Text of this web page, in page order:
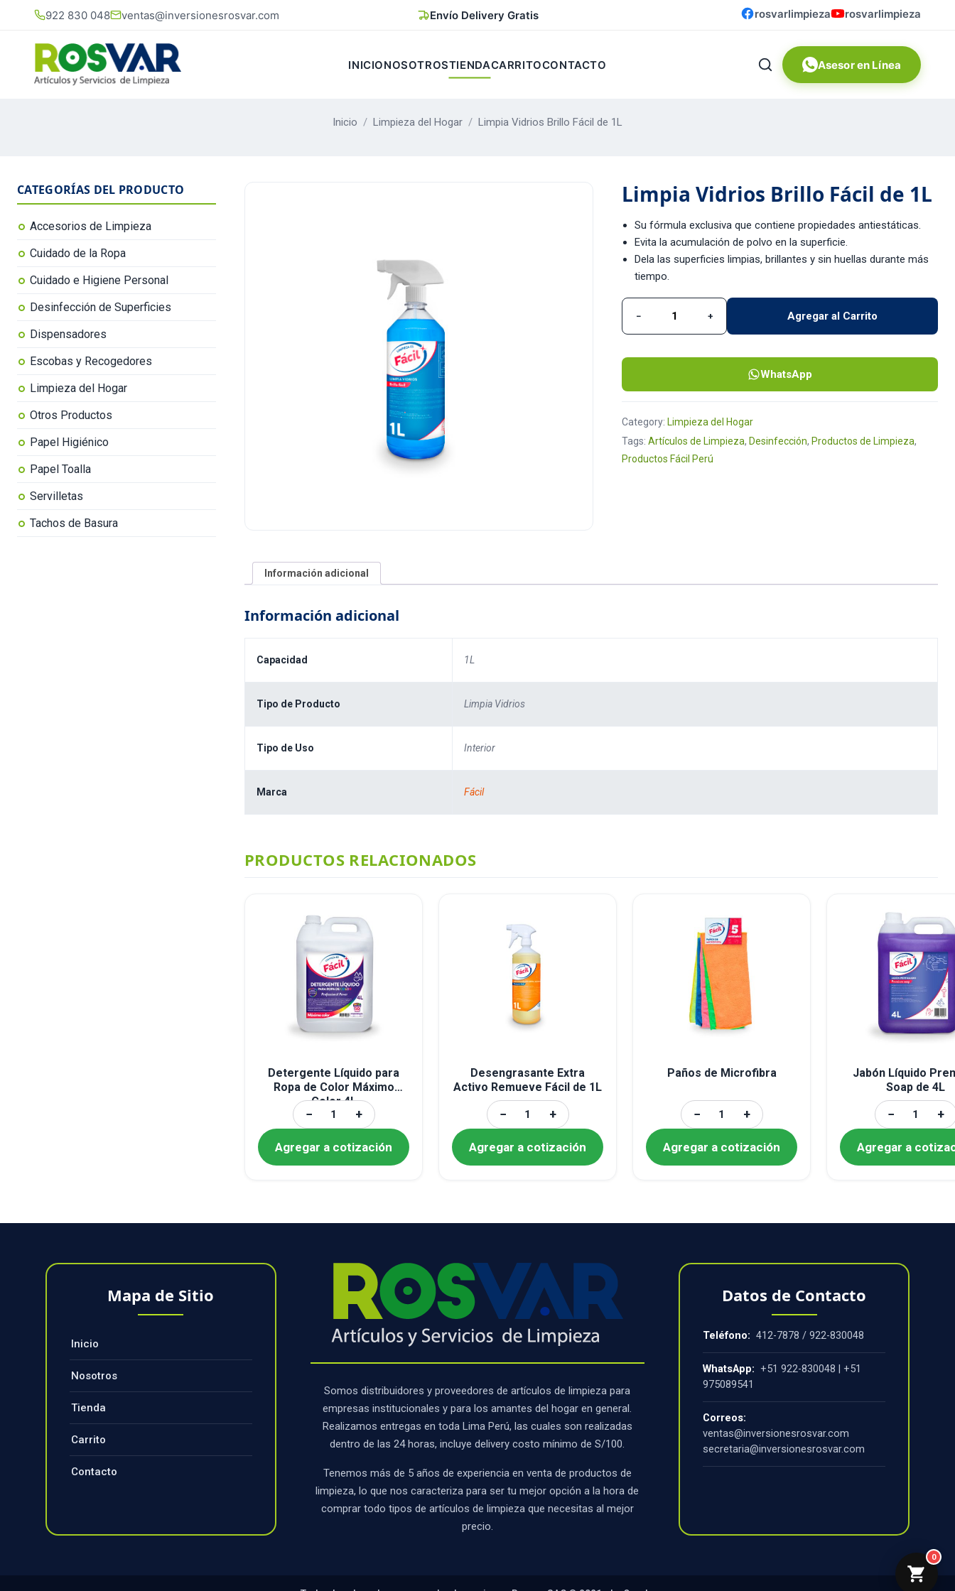
922 830 048 ventas@inversionesrosvar.com Envío Delivery Gratis rosvarlimpieza rosvarlimpieza
INICIONOSOTROSTIENDACARRITOCONTACTO Asesor en Línea
Inicio / Limpieza del Hogar / Limpia Vidrios Brillo Fácil de 1L
CATEGORÍAS DEL PRODUCTO
Accesorios de Limpieza
Cuidado de la Ropa
Cuidado e Higiene Personal
Desinfección de Superficies
Dispensadores
Escobas y Recogedores
Limpieza del Hogar
Otros Productos
Papel Higiénico
Papel Toalla
Servilletas
Tachos de Basura
Limpia Vidrios Brillo Fácil de 1L
Su fórmula exclusiva que contiene propiedades antiestáticas.
Evita la acumulación de polvo en la superficie.
Dela las superficies limpias, brillantes y sin huellas durante más
tiempo.
Limpia Vidrios Brillo Fácil de 1L quantity
− + Agregar al Carrito
WhatsApp
Category: Limpieza del Hogar
Tags:Artículos de Limpieza, Desinfección, Productos de Limpieza,
Productos Fácil Perú
Información adicional
Información adicional
Capacidad 1L
Tipo de Producto Limpia Vidrios
Tipo de Uso Interior
Marca Fácil
PRODUCTOS RELACIONADOS
Detergente Líquido para
Ropa de Color Máximo
Color 4L
− +
Agregar a cotización
Desengrasante Extra
Activo Remueve Fácil de 1L
− +
Agregar a cotización
Paños de Microfibra
− +
Agregar a cotización
Jabón Líquido
Soap de 4L
− +
Agregar a
Mapa de Sitio
Inicio
Nosotros
Tienda
Carrito
Contacto
Somos distribuidores y proveedores de artículos de limpieza para
empresas institucionales y para los amantes del hogar en general.
Realizamos entregas en toda Lima Perú, las cuales son realizadas
dentro de las 24 horas, incluye delivery costo mínimo de S/100.
Tenemos más de 5 años de experiencia en venta de productos de
limpieza, lo que nos caracteriza para ser tu mejor opción a la hora de
comprar todo tipos de artículos de limpieza que necesitas al mejor
precio.
Datos de Contacto
Teléfono: 412-7878 /922-830048
WhatsApp: +51 922-830048
+51
975089541
Correos:
ventas@inversionesrosvar.com
secretaria@inversionesrosvar.com
Cotizar
0